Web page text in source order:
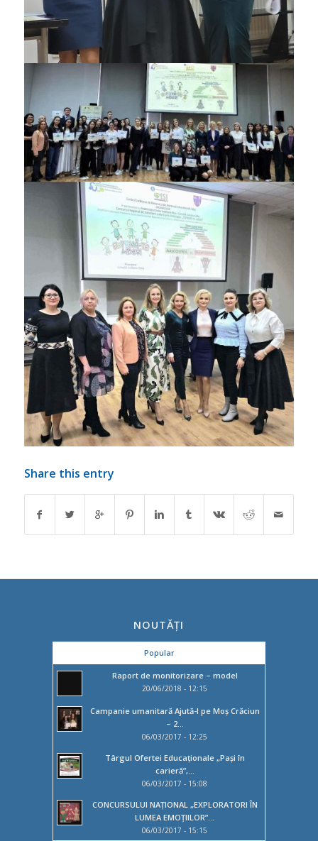
Share this entry
NOUTĂȚI
Popular
Raport de monitorizare – model
20/06/2018 - 12:15
Campanie umanitară Ajută-l pe Moș Crăciun
– 2...
06/03/2017 - 12:25
Târgul Ofertei Educaţionale „Paşi în
carieră”,...
06/03/2017 - 15:08
CONCURSULUI NAȚIONAL „EXPLORATORI ÎN
LUMEA EMOȚIILOR”...
06/03/2017 - 15:15